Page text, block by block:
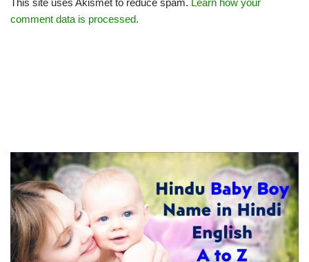
This site uses Akismet to reduce spam. Learn how your
comment data is processed.